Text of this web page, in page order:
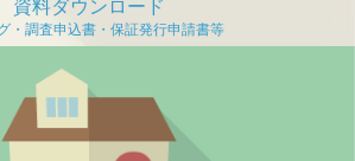
資料ダウンロード